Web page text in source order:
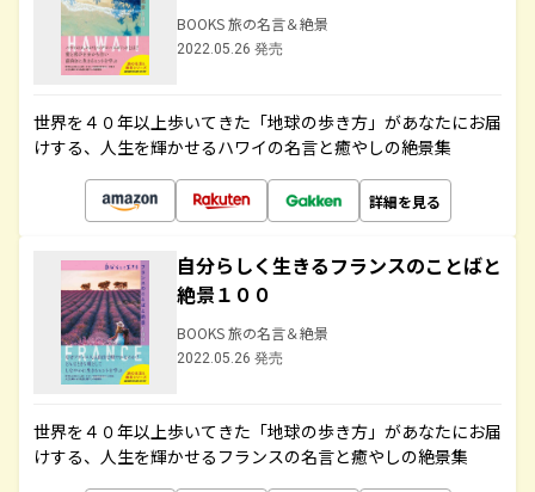
BOOKS 旅の名言＆絶景
2022.05.26 発売
世界を４０年以上歩いてきた「地球の歩き方」があなたにお届
けする、人生を輝かせるハワイの名言と癒やしの絶景集
詳細を見る
自分らしく生きるフランスのことばと
絶景１００
BOOKS 旅の名言＆絶景
2022.05.26 発売
世界を４０年以上歩いてきた「地球の歩き方」があなたにお届
けする、人生を輝かせるフランスの名言と癒やしの絶景集